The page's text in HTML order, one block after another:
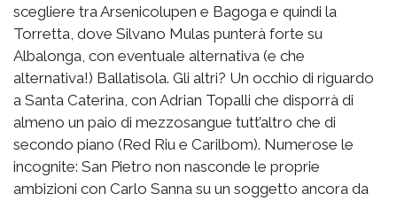
scegliere tra Arsenicolupen e Bagoga e quindi la
Torretta, dove Silvano Mulas punterà forte su
Albalonga, con eventuale alternativa (e che
alternativa!) Ballatisola. Gli altri? Un occhio di riguardo
a Santa Caterina, con Adrian Topalli che disporrà di
almeno un paio di mezzosangue tutt’altro che di
secondo piano (Red Riu e Carilbom). Numerose le
incognite: San Pietro non nasconde le proprie
ambizioni con Carlo Sanna su un soggetto ancora da